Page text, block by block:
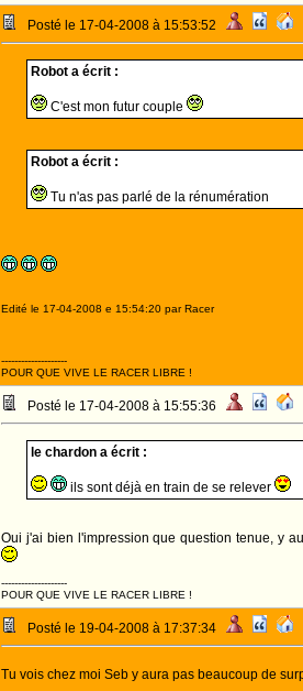
Posté le 17-04-2008 à 15:53:52
Robot a écrit :
C'est mon futur couple
Robot a écrit :
Tu n'as pas parlé de la rénumération
Edité le 17-04-2008 e 15:54:20 par Racer
--------------------
POUR QUE VIVE LE RACER LIBRE !
Posté le 17-04-2008 à 15:55:36
le chardon a écrit :
ils sont déjà en train de se relever
Oui j'ai bien l'impression que question tenue, y
--------------------
POUR QUE VIVE LE RACER LIBRE !
Posté le 19-04-2008 à 17:37:34
Tu vois chez moi Seb y aura pas beaucoup de